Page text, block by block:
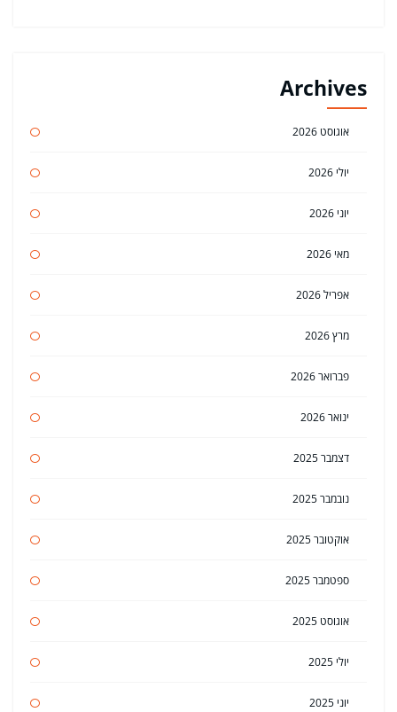
Archives
אוגוסט 2026
יולי 2026
יוני 2026
מאי 2026
אפריל 2026
מרץ 2026
פברואר 2026
ינואר 2026
דצמבר 2025
נובמבר 2025
אוקטובר 2025
ספטמבר 2025
אוגוסט 2025
יולי 2025
יוני 2025